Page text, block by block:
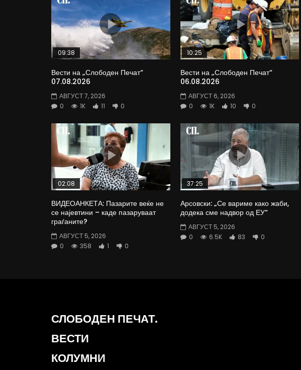
09:38
Вести на „Слободен Печат“
07.08.2026
АВГУСТ 7, 2026
0
1K 11 0
10:25
Вести на „Слободен Печат“
06.08.2026
АВГУСТ 6, 2026
0
1K 10 0
02:08
ВИДЕОАНКЕТА: Пазарите веќе не
се најевтини – каде пазаруваат
граѓаните?
АВГУСТ 5, 2026
0
358 1 0
37:25
Арсовски: „Се вариме како жаби,
додека сме надвор од ЕУ“
АВГУСТ 5, 2026
0
6.5K 83 0
СЛОБОДЕН ПЕЧАТ.
ВЕСТИ
КОЛУМНИ